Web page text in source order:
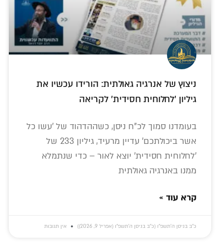
ניצוץ של אנרגיה גאולתית: הורידו עכשיו את
גיליון 'לחלוחית חסידית' לקריאה
בעומדנו סמוך לכ"ח ניסן, כשההדהוד של 'עשו כל
אשר ביכולתכם' עדיין מרעיד, גיליון 233 של
'לחלוחית חסידית' יוצא לאור – כדי שנתמלא
ממנו באנרגיה גאולתית
קרא עוד »
כ״ב בניסן ה׳תשפ״ו (כ״ב בניסן ה׳תשפ״ו (אפריל 9, 2026)) אין תגובות